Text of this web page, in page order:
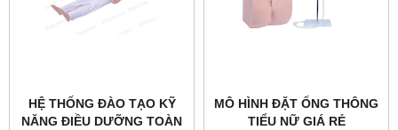
HỆ THỐNG ĐÀO TẠO KỸ
NĂNG ĐIỀU DƯỠNG TOÀN
MÔ HÌNH ĐẶT ỐNG THÔNG
TIỂU NỮ GIÁ RẺ